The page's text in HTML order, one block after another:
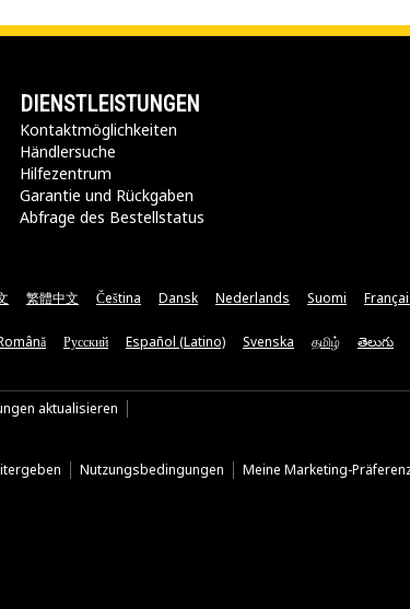
DIENSTLEISTUNGEN
Kontaktmöglichkeiten​
Händlersuche
Hilfezentrum
Garantie und Rückgaben
Abfrage des Bestellstatus
繁體中文 Čeština Dansk Nederlands Suomi
Русский Español (Latino) Svenska தமிழ் తెలుగు
aktualisieren
Nutzungsbedingungen Meine Marketing-